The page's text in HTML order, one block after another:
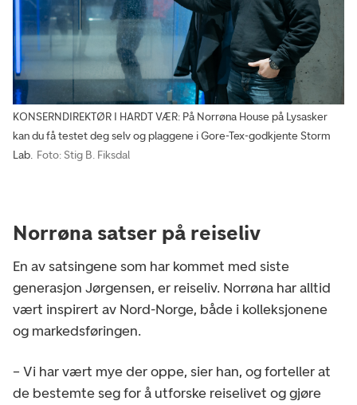
KONSERNDIREKTØR I HARDT VÆR: På Norrøna House på Lysasker
kan du få testet deg selv og plaggene i Gore-Tex-godkjente Storm
Lab. Foto: Stig B. Fiksdal
Norrøna satser på reiseliv
En av satsingene som har kommet med siste
generasjon Jørgensen, er reiseliv. Norrøna har alltid
vært inspirert av Nord-Norge, både i kolleksjonene
og markedsføringen.
– Vi har vært mye der oppe, sier han, og forteller at
de bestemte seg for å utforske reiselivet og gjøre